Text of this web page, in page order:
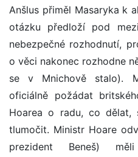
Anšlus přiměl Masaryka k
otázku předloží pod
nebezpečné rozhodnutí,
o věci nakonec rozhodne
se v Mnichově stalo).
oficiálně požádat
Hoarea o radu, co
tlumočit. Ministr Hoare
prezident Beneš)